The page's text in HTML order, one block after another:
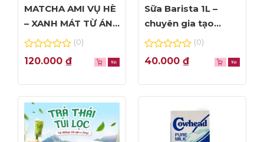
MATCHA AMI VỤ HÈ
– XANH MÁT TỪ ÁNH
NHÌN ĐẦU TIÊN
0
out
5
(0)
120.000 ₫
Sữa Barista 1L –
chuyên gia tạo
Foam đỉnh cao
0
out
5
(0)
40.000 ₫